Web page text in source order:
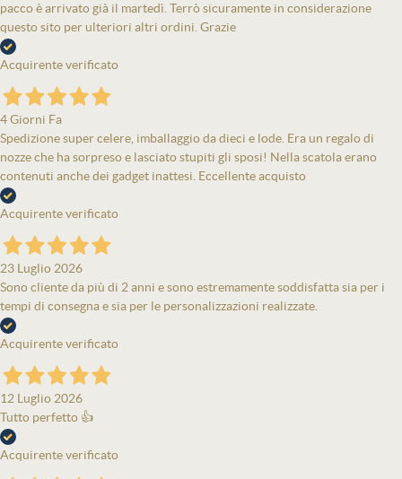
pacco è arrivato già il martedì. Terrò sicuramente in considerazione
questo sito per ulteriori altri ordini. Grazie
Acquirente verificato
4 Giorni Fa
Spedizione super celere, imballaggio da dieci e lode. Era un regalo di
nozze che ha sorpreso e lasciato stupiti gli sposi! Nella scatola erano
contenuti anche dei gadget inattesi. Eccellente acquisto
Acquirente verificato
23 Luglio 2026
Sono cliente da più di 2 anni e sono estremamente soddisfatta sia per i
tempi di consegna e sia per le personalizzazioni realizzate.
Acquirente verificato
12 Luglio 2026
Tutto perfetto 👍
Acquirente verificato